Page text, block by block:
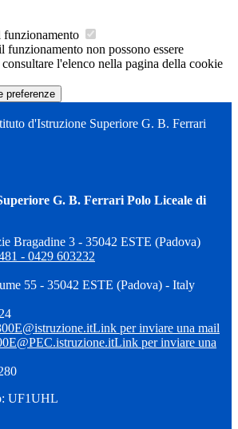
funzionamento
funzionamento non possono essere
l'elenco nella pagina della cookie
preferenze
d'Istruzione Superiore G. B. Ferrari
G. B. Ferrari Polo Liceale di
Bragadine 3 - 35042 ESTE (Padova)
- 0429 603232
55 - 35042 ESTE (Padova) - Italy
Link per inviare una mail
Link per inviare una
UF1UHL